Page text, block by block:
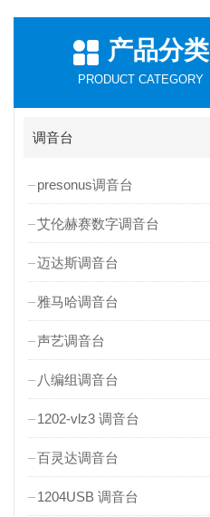
产品分类
PRODUCT CATEGORY
调音台
presonus调音台
艾伦赫赛数字调音台
迈达斯调音台
雅马哈调音台
声艺调音台
八编组调音台
1202-vlz3 调音台
百灵达调音台
1204USB 调音台